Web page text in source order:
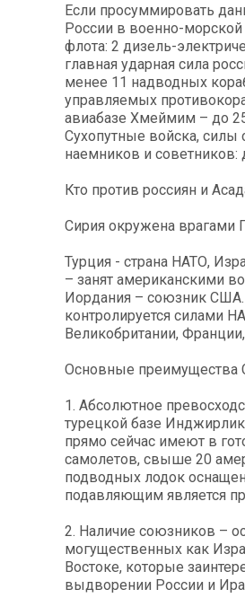
Если просуммировать
России в военно-морской
флота: 2 дизель-
главная ударная сила
менее 11 надводных
управляемых
авиабазе Хмеймим – до
Сухопутные войска, силы
наемников и советников:
Кто против россиян и
Сирия окружена врагами
Турция - страна НАТО,
– занят американскими
Иордания – союзник
контролируется силами
Великобритании,
Основные преимущества
1. Абсолютное
турецкой базе
прямо сейчас имеют в
самолетов, свыше 20
подводных лодок
подавляющим является
2. Наличие союзников –
могущественных как
Востоке, которые
выдворении России и